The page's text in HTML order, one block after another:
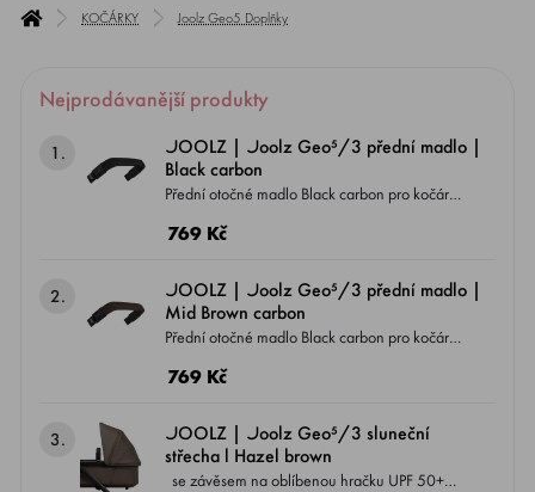
KOČÁRKY Joolz Geo5 Doplňky
Nejprodávanější produkty
1.
JOOLZ | Joolz Geo⁵/3 přední madlo |
Black carbon
Přední otočné madlo Black carbon pro kočárek
Joolz Geo⁵/3 jednou rukou nastavitelné a
769 Kč
2.
JOOLZ | Joolz Geo⁵/3 přední madlo |
Mid Brown carbon
Přední otočné madlo Black carbon pro kočárek
Joolz Geo⁵/3 jednou rukou nastavitelné a
769 Kč
3.
JOOLZ | Joolz Geo⁵/3 sluneční
střecha l Hazel brown
se závěsem na oblíbenou hračku UPF 50+